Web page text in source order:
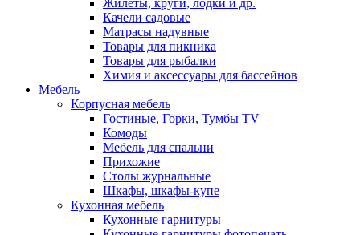
Жилеты, круги, лодки и др.
Качели садовые
Матрасы надувные
Товары для пикника
Товары для рыбалки
Химия и аксессуары для бассейнов
Мебель
Корпусная мебель
Гостиные, Горки, Тумбы TV
Комоды
Мебель для спальни
Прихожие
Столы журнальные
Шкафы, шкафы-купе
Кухонная мебель
Кухонные гарнитуры